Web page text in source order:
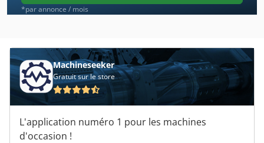
Fng 40 Cnc
Fngj 32
Fraiseuse Correan A 25 25
Fs 520
Fss 315
*par annonce / mois
Machineseeker
Gratuit sur le store
L'application numéro 1 pour les machines
d'occasion !